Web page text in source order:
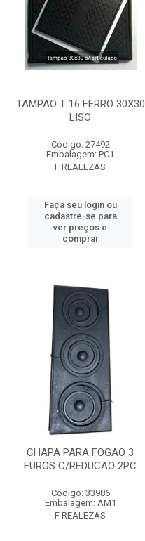
TAMPAO T 16 FERRO 30X30
LISO
Código: 27492
Embalagem: PC1
F REALEZAS
Faça seu login ou
cadastre-se para
ver preços e
comprar
CHAPA PARA FOGAO 3
FUROS C/REDUCAO 2PC
Código: 33986
Embalagem: AM1
F REALEZAS